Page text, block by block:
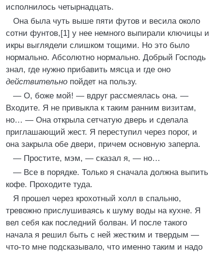
исполнилось четырнадцать.
Она была чуть выше пяти футов и весила около
сотни фунтов,[1] у нее немного выпирали ключицы и
икры выглядели слишком тощими. Но это было
нормально. Абсолютно нормально. Добрый Господь
знал, где нужно прибавить мясца и где оно
действительно пойдет на пользу.
— О, боже мой! — вдруг рассмеялась она. —
Входите. Я не привыкла к таким ранним визитам,
но… — Она открыла сетчатую дверь и сделала
приглашающий жест. Я переступил через порог, и
она закрыла обе двери, причем основную заперла.
— Простите, мэм, — сказал я, — но…
— Все в порядке. Только я сначала должна выпить
кофе. Проходите туда.
Я прошел через крохотный холл в спальню,
тревожно прислушиваясь к шуму воды на кухне. Я
вел себя как последний болван. И после такого
начала я решил быть с ней жестким и твердым —
что-то мне подсказывало, что именно таким и надо